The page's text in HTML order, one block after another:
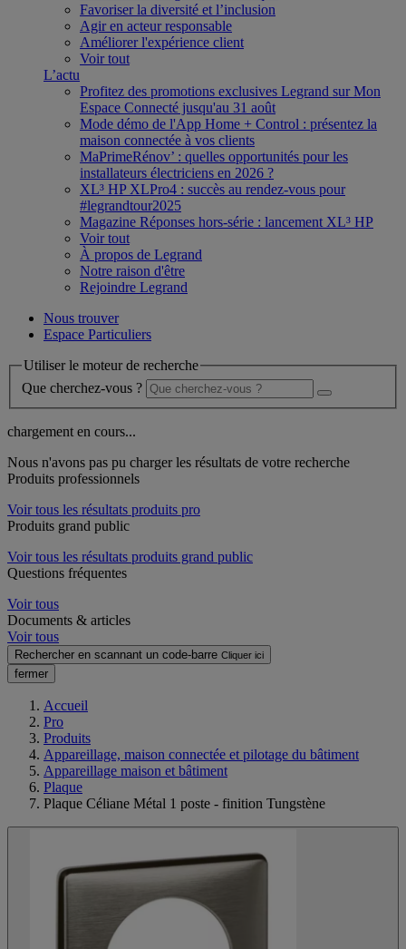
Favoriser la diversité et l’inclusion
Agir en acteur responsable
Améliorer l'expérience client
Voir tout
L’actu
Profitez des promotions exclusives Legrand sur Mon
Espace Connecté jusqu'au 31 août
Mode démo de l'App Home + Control : présentez la
maison connectée à vos clients
MaPrimeRénov’ : quelles opportunités pour les
installateurs électriciens en 2026 ?
XL³ HP XLPro4 : succès au rendez-vous pour
#legrandtour2025
Magazine Réponses hors-série : lancement XL³ HP
Voir tout
À propos de Legrand
Notre raison d'être
Rejoindre Legrand
Nous trouver
Espace Particuliers
Utiliser le moteur de recherche
Que cherchez-vous ?
chargement en cours...
Nous n'avons pas pu charger les résultats de votre recherche
Produits professionnels
Voir tous les résultats produits pro
Produits grand public
Voir tous les résultats produits grand public
Questions fréquentes
Voir tous
Documents & articles
Voir tous
Rechercher en scannant un code-barre Cliquer ici
fermer
Accueil
Pro
Produits
Appareillage, maison connectée et pilotage du bâtiment
Appareillage maison et bâtiment
Plaque
Plaque Céliane Métal 1 poste - finition Tungstène